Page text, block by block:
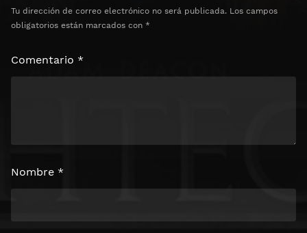
Tu dirección de correo electrónico no será publicada. Los campos
obligatorios están marcados con *
Comentario *
Nombre *